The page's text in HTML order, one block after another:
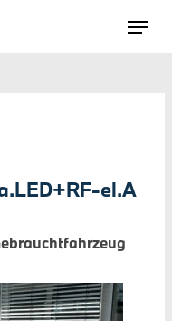
el.A